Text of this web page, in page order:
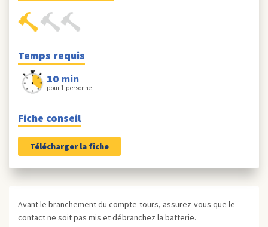
Temps requis
10 min
pour 1 personne
Fiche conseil
Télécharger la fiche
Avant le branchement du compte-tours, assurez-vous que le
contact ne soit pas mis et débranchez la batterie.